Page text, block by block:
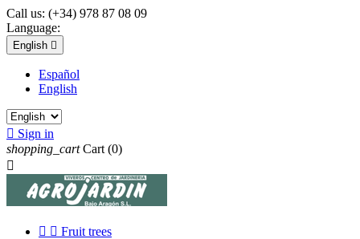
Call us: (+34) 978 87 08 09
Language:
English 
Español
English
 Sign in
shopping_cart Cart (0)

  Fruit trees